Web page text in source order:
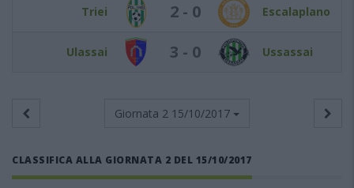
Triei 2 - 0 Escalaplano
Ulassai 3 - 0 Ussassai
Giornata 2 15/10/2017
CLASSIFICA ALLA GIORNATA 2 DEL 15/10/2017